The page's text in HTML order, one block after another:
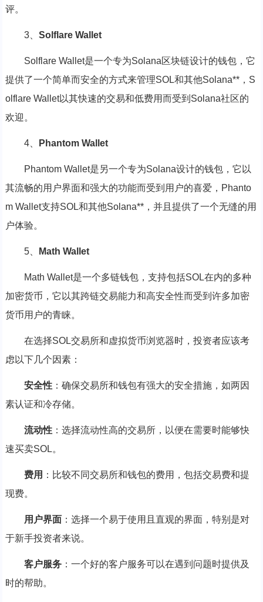
评。
3、 Solflare Wallet
Solflare Wallet是一个专为Solana区块链设计的钱包，它
提供了一个简单而安全的方式来管理SOL和其他Solana**，S
olflare Wallet以其快速的交易和低费用而受到Solana社区的
欢迎。
4、 Phantom Wallet
Phantom Wallet是另一个专为Solana设计的钱包，它以
其流畅的用户界面和强大的功能而受到用户的喜爱，Phanto
m Wallet支持SOL和其他Solana**，并且提供了一个无缝的用
户体验。
5、 Math Wallet
Math Wallet是一个多链钱包，支持包括SOL在内的多种
加密货币，它以其跨链交易能力和高安全性而受到许多加密
货币用户的青睐。
在选择SOL交易所和虚拟货币浏览器时，投资者应该考
虑以下几个因素：
安全性：确保交易所和钱包有强大的安全措施，如两因
素认证和冷存储。
流动性：选择流动性高的交易所，以便在需要时能够快
速买卖SOL。
费用 ：比较不同交易所和钱包的费用，包括交易费和提
现费。
用户界面：选择一个易于使用且直观的界面，特别是对
于新手投资者来说。
客户服务：一个好的客户服务可以在遇到问题时提供及
时的帮助。